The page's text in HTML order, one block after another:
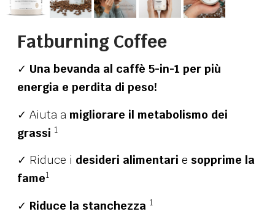
Fatburning Coffee
✓ Una bevanda al caffè 5-in-1 per più
energia e perdita di peso!
✓ Aiuta a migliorare il metabolismo dei
grassi 1
✓ Riduce i desideri alimentari e sopprime la
fame1
✓ Riduce la stanchezza 1